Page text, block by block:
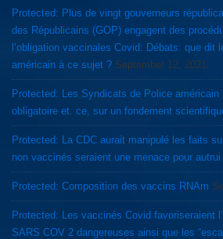
Protected: Plus de vingt gouverneurs
des Républicains (GOP) engagent des
l’obligation vaccinales Covid: Débats: que dit
américain à ce sujet ? September 12, 2021
Protected: Les Syndicats de Police
obligatoire et. ce, sur un fondement
Protected: La CDC aurait manipulé les faits
non vaccinés seraient une menace pour autrui
Protected: Composition des vaccins RNAm
Protected: Les vaccinés Covid favoriseraient l’évolution des mutations
SARS COV 2 dangereuses ainsi que les